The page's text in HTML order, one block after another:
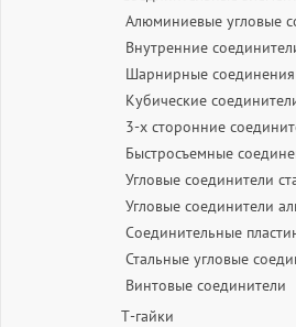
Алюминиевые угловые
Внутренние
Шарнирные соединения
Кубические
3-х сторонние
Быстросъемные
Угловые соединители
Угловые соединители
Соединительные
Стальные угловые
Винтовые соединители
Т-гайки